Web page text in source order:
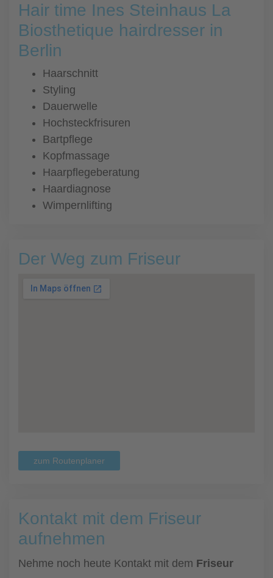
Hair time Ines Steinhaus La
Biosthetique hairdresser in
Berlin
Haarschnitt
Styling
Dauerwelle
Hochsteckfrisuren
Bartpflege
Kopfmassage
Haarpflegeberatung
Haardiagnose
Wimpernlifting
Der Weg zum Friseur
zum Routenplaner
Kontakt mit dem Friseur
aufnehmen
Nehme noch heute Kontakt mit dem Friseur